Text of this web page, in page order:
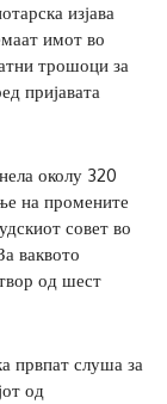
изјава
имот во
трошоци за
пријавата
околу 320
на промените
совет во
ваквото
од шест
првпат слуша за
од